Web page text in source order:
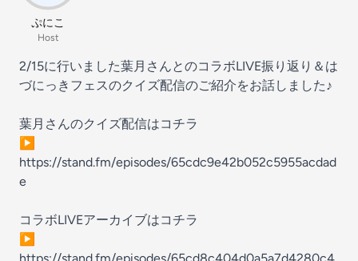
ぷにこ
Host
2/15に行いました葉月さんとのコラボLIVE振り返り＆は
づにっきフェスのクイズ配信のご紹介をお話しました♪
葉月さんのクイズ配信はコチラ
▶︎
https://stand.fm/episodes/65cdc9e42b052c5955acdad
e
コラボLIVEアーカイブはコチラ
▶︎